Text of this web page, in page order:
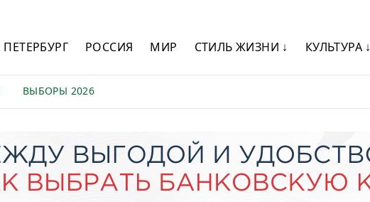
ПЕТЕРБУРГ РОССИЯ МИР СТИЛЬ ЖИЗНИ ↓ КУЛЬТУРА ↓
ВЫБОРЫ 2026